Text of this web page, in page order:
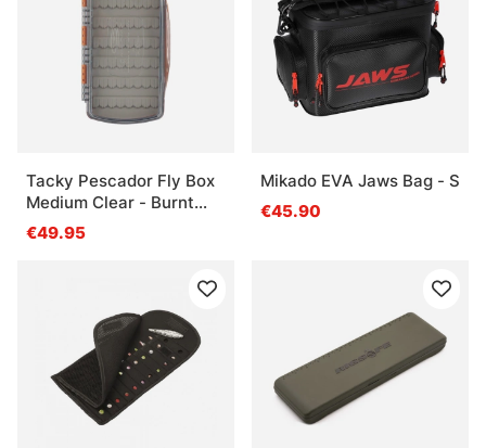
Tacky Pescador Fly Box
Medium Clear - Burnt
Orange
€49.95
Mikado EVA Jaws Bag - S
€45.90